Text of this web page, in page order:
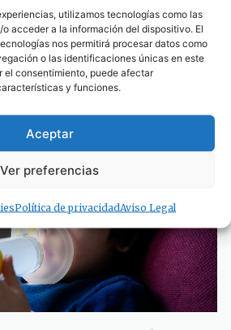
utilizamos tecnologías como las
acceder a la información del dispositivo. El
nos permitirá procesar datos como
o las identificaciones únicas en este
el consentimiento, puede afectar
y funciones.
Aceptar
Ver preferencias
Política de privacidadAviso Legal
Gibraltar Oeste trabaja para
con las asociaciones